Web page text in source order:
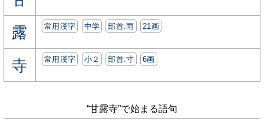
露 常用漢字 中学 部首:⾬ 21画
寺 常用漢字 小２ 部首:⼨ 6画
“甘露寺”で始まる語句